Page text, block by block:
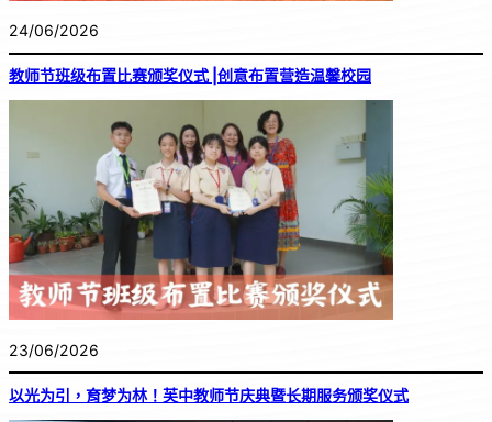
24/06/2026
教师节班级布置比赛颁奖仪式 |创意布置营造温馨校园
23/06/2026
以光为引，育梦为林！芙中教师节庆典暨长期服务颁奖仪式